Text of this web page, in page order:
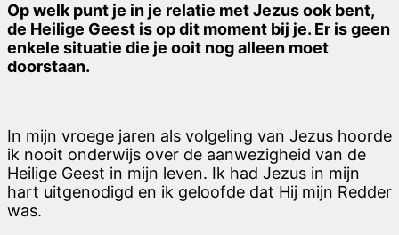
Op welk punt je in je relatie met Jezus ook bent,
de Heilige Geest is op dit moment bij je. Er is geen
enkele situatie die je ooit nog alleen moet
doorstaan.
In mijn vroege jaren als volgeling van Jezus hoorde
ik nooit onderwijs over de aanwezigheid van de
Heilige Geest in mijn leven. Ik had Jezus in mijn
hart uitgenodigd en ik geloofde dat Hij mijn Redder
was.